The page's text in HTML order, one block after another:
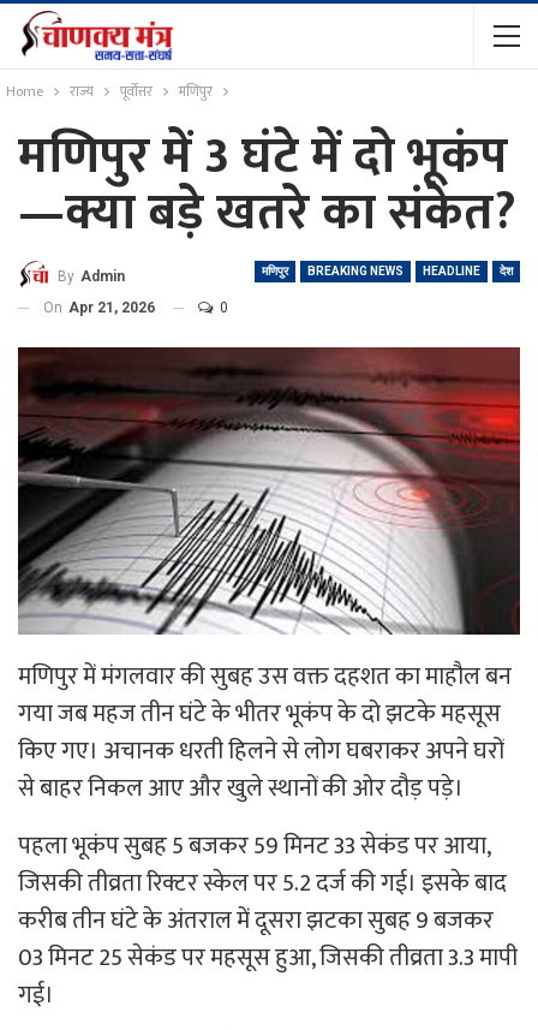
Home राज्य पूर्वोत्तर मणिपुर
मणिपुर में 3 घंटे में दो भूकंप
—क्या बड़े खतरे का संकेत?
मणिपुर BREAKING NEWS HEADLINE देश
By Admin
On Apr 21, 2026 0
मणिपुर में मंगलवार की सुबह उस वक्त दहशत का माहौल बन
गया जब महज तीन घंटे के भीतर भूकंप के दो झटके महसूस
किए गए। अचानक धरती हिलने से लोग घबराकर अपने घरों
से बाहर निकल आए और खुले स्थानों की ओर दौड़ पड़े।
पहला भूकंप सुबह 5 बजकर 59 मिनट 33 सेकंड पर आया,
जिसकी तीव्रता रिक्टर स्केल पर 5.2 दर्ज की गई। इसके बाद
करीब तीन घंटे के अंतराल में दूसरा झटका सुबह 9 बजकर
03 मिनट 25 सेकंड पर महसूस हुआ, जिसकी तीव्रता 3.3 मापी
गई।